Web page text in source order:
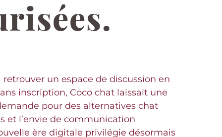
un espace de discussion en
inscription, Coco chat laissait une
pour des alternatives chat
et l’envie de communication
ère digitale privilégie désormais